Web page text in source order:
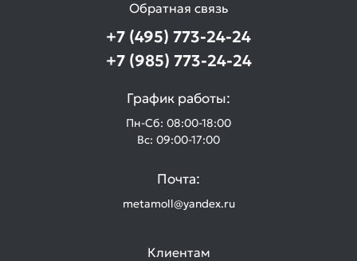
Обратная связь
+7 (495) 773-24-24
+7 (985) 773-24-24
График работы:
Пн-Сб: 08:00-18:00
Вс: 09:00-17:00
Почта:
metamoll@yandex.ru
Клиентам